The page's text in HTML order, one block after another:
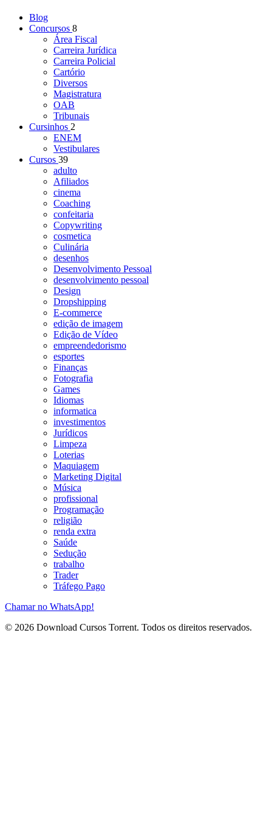
Blog
Concursos 8
Área Fiscal
Carreira Jurídica
Carreira Policial
Cartório
Diversos
Magistratura
OAB
Tribunais
Cursinhos 2
ENEM
Vestibulares
Cursos 39
adulto
Afiliados
cinema
Coaching
confeitaria
Copywriting
cosmetica
Culinária
desenhos
Desenvolvimento Pessoal
desenvolvimento pessoal
Design
Dropshipping
E-commerce
edição de imagem
Edição de Vídeo
empreendedorismo
esportes
Finanças
Fotografia
Games
Idiomas
informatica
investimentos
Jurídicos
Limpeza
Loterias
Maquiagem
Marketing Digital
Música
profissional
Programação
religião
renda extra
Saúde
Sedução
trabalho
Trader
Tráfego Pago
Chamar no WhatsApp!
© 2026 Download Cursos Torrent. Todos os direitos reservados.